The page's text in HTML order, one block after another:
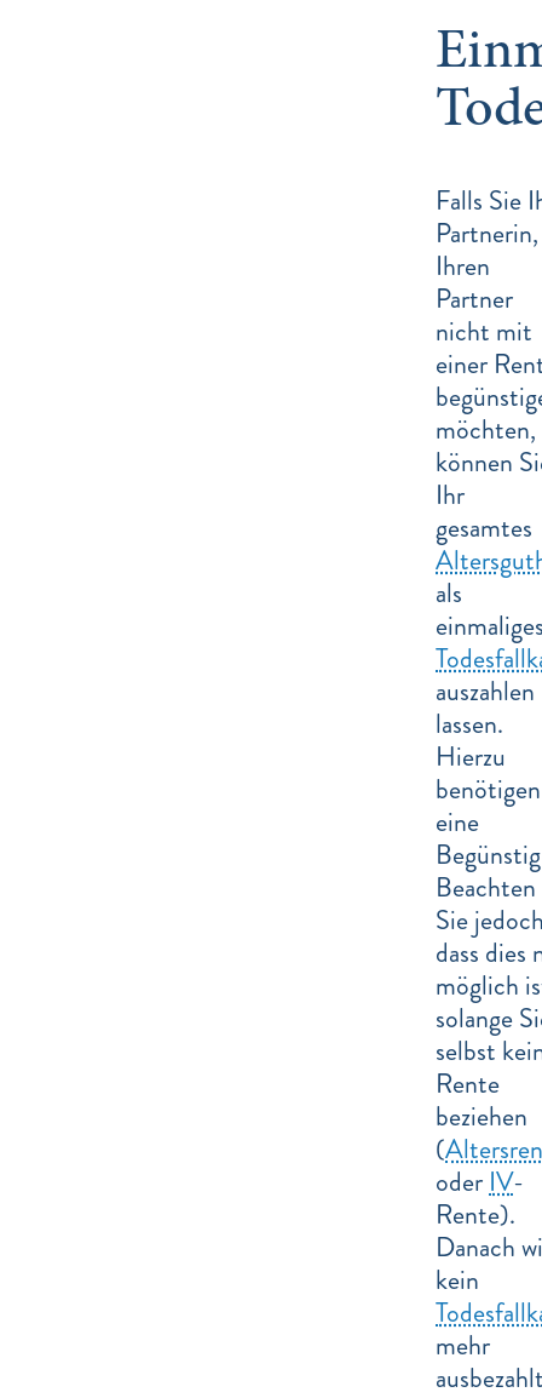
Falls Sie
Partnerin,
Ihren
Partner
nicht mit
einer
möchten,
können
Ihr
gesamtes
als
auszahlen
lassen.
Hierzu
eine
Beachten
Sie
dass dies
möglich
solange
selbst
Rente
beziehen
(
oder IV-
Rente).
Danach
kein
mehr